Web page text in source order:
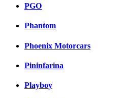
PGO
Phantom
Phoenix Motorcars
Pininfarina
Playboy